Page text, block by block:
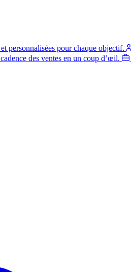
personnalisées pour chaque objectif.
des ventes en un coup d’œil.